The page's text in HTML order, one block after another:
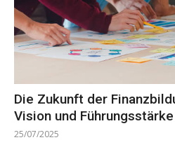
Die Zukunft der
Vision und
25/07/2025